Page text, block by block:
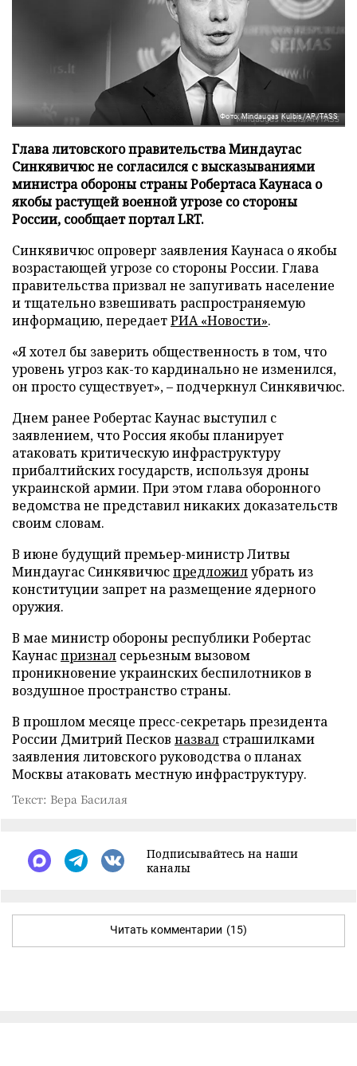
Фото: Mindaugas Kulbis/AP/TASS
Глава литовского правительства Миндаугас
Синкявичюс не согласился с высказываниями
министра обороны страны Робертаса Каунаса о
якобы растущей военной угрозе со стороны
России, сообщает портал LRT.
Синкявичюс опроверг заявления Каунаса о якобы
возрастающей угрозе со стороны России. Глава
правительства призвал не запугивать население
и тщательно взвешивать распространяемую
информацию, передаетРИА «Новости».
«Я хотел бы заверить общественность в том, что
уровень угроз как-то кардинально не изменился,
он просто существует», – подчеркнул Синкявичюс.
Днем ранее Робертас Каунас выступил с
заявлением, что Россия якобы планирует
атаковать критическую инфраструктуру
прибалтийских государств, используя дроны
украинской армии. При этом глава оборонного
ведомства не представил никаких доказательств
своим словам.
В июне будущий премьер-министр Литвы
Миндаугас Синкявичюспредложилубрать из
конституции запрет на размещение ядерного
оружия.
В мае министр обороны республики Робертас
Каунаспризнал серьезным вызовом
проникновение украинских беспилотников в
воздушное пространство страны.
В прошлом месяце пресс-секретарь президента
России Дмитрий Песков назвал страшилками
заявления литовского руководства о планах
Москвы атаковать местную инфраструктуру.
Текст: Вера Басилая
Подписывайтесь на наши
каналы
Читать комментарии (15)